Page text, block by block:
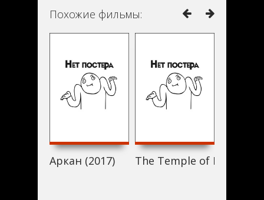
Похожие фильмы:
Аркан (2017) The Temple of Lilith